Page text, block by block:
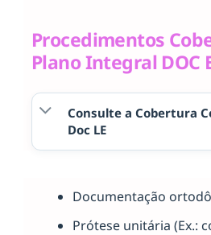
Procedimentos
Plano Integral DOC
Consulte a Cobertura
Doc LE
Documentação
Prótese unitária (Ex.: